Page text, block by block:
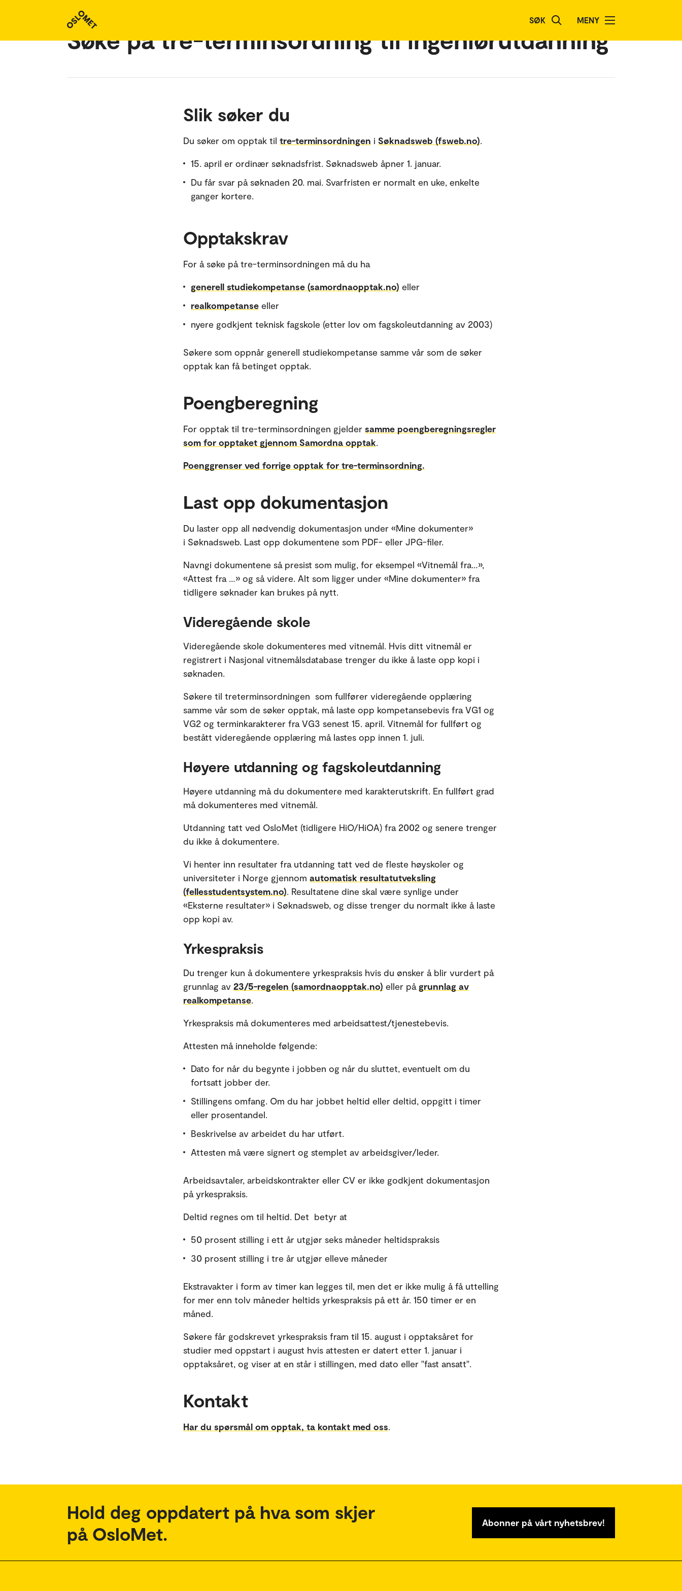
SØK MENY
Søke på tre-terminsordning til ingeniørutdanning
Slik søker du
Du søker om opptak til tre-terminsordningen i Søknadsweb (fsweb.no).
15. april er ordinær søknadsfrist. Søknadsweb åpner 1. januar.
Du får svar på søknaden 20. mai. Svarfristen er normalt en uke, enkelte
ganger kortere.
Opptakskrav
For å søke på tre-terminsordningen må du ha
generell studiekompetanse (samordnaopptak.no) eller
realkompetanse eller
nyere godkjent teknisk fagskole (etter lov om fagskoleutdanning av 2003)
Søkere som oppnår generell studiekompetanse samme vår som de søker
opptak kan få betinget opptak.
Poengberegning
For opptak til tre-terminsordningen gjelder samme poengberegningsregler
som for opptaket gjennom Samordna opptak.
Poenggrenser ved forrige opptak for tre-terminsordning.
Last opp dokumentasjon
Du laster opp all nødvendig dokumentasjon under «Mine dokumenter»
i Søknadsweb. Last opp dokumentene som PDF- eller JPG-filer.
Navngi dokumentene så presist som mulig, for eksempel «Vitnemål fra…»,
«Attest fra …» og så videre. Alt som ligger under «Mine dokumenter» fra
tidligere søknader kan brukes på nytt.
Videregående skole
Videregående skole dokumenteres med vitnemål. Hvis ditt vitnemål er
registrert i Nasjonal vitnemålsdatabase trenger du ikke å laste opp kopi i
søknaden.
Søkere til treterminsordningen som fullfører videregående opplæring
samme vår som de søker opptak, må laste opp kompetansebevis fra VG1 og
VG2 og terminkarakterer fra VG3 senest 15. april. Vitnemål for fullført og
bestått videregående opplæring må lastes opp innen 1. juli.
Høyere utdanning og fagskoleutdanning
Høyere utdanning må du dokumentere med karakterutskrift. En fullført grad
må dokumenteres med vitnemål.
Utdanning tatt ved OsloMet (tidligere HiO/HiOA) fra 2002 og senere trenger
du ikke å dokumentere.
Vi henter inn resultater fra utdanning tatt ved de fleste høyskoler og
universiteter i Norge gjennom automatisk resultatutveksling
(fellesstudentsystem.no). Resultatene dine skal være synlige under
«Eksterne resultater» i Søknadsweb, og disse trenger du normalt ikke å laste
opp kopi av.
Yrkespraksis
Du trenger kun å dokumentere yrkespraksis hvis du ønsker å blir vurdert på
grunnlag av 23/5-regelen (samordnaopptak.no) eller på grunnlag av
realkompetanse.
Yrkespraksis må dokumenteres med arbeidsattest/tjenestebevis.
Attesten må inneholde følgende:
Dato for når du begynte i jobben og når du sluttet, eventuelt om du
fortsatt jobber der.
Stillingens omfang. Om du har jobbet heltid eller deltid, oppgitt i timer
eller prosentandel.
Beskrivelse av arbeidet du har utført.
Attesten må være signert og stemplet av arbeidsgiver/leder.
Arbeidsavtaler, arbeidskontrakter eller CV er ikke godkjent dokumentasjon
på yrkespraksis.
Deltid regnes om til heltid. Det betyr at
50 prosent stilling i ett år utgjør seks måneder heltidspraksis
30 prosent stilling i tre år utgjør elleve måneder
Ekstravakter i form av timer kan legges til, men det er ikke mulig å få uttelling
for mer enn tolv måneder heltids yrkespraksis på ett år. 150 timer er en
måned.
Søkere får godskrevet yrkespraksis fram til 15. august i opptaksåret for
studier med oppstart i august hvis attesten er datert etter 1. januar i
opptaksåret, og viser at en står i stillingen, med dato eller "fast ansatt".
Kontakt
Har du spørsmål om opptak, ta kontakt med oss.
Hold deg oppdatert på hva som skjer
på OsloMet.
Abonner på vårt nyhetsbrev!